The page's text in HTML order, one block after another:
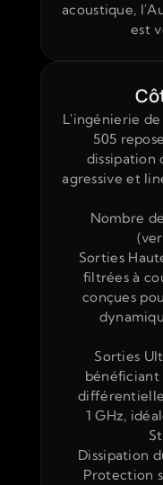
acoustique,
est
L'ingénierie
505
dissipation
agressive et
Nombre
Sorties
filtrées à
conçues
Sorties
différentielle
1 GHz,
Dissipation
Protection